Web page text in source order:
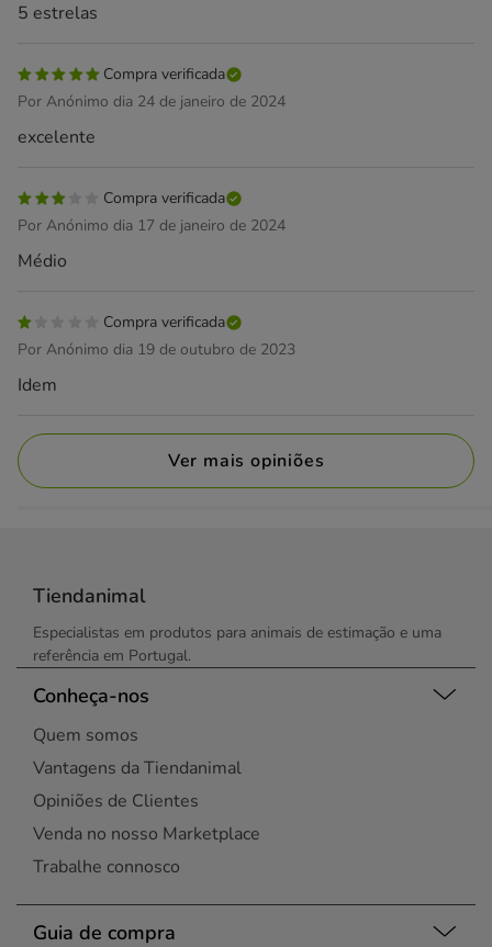
5 estrelas
Compra verificada
Por Anónimo dia 24 de janeiro de 2024
excelente
Compra verificada
Por Anónimo dia 17 de janeiro de 2024
Médio
Compra verificada
Por Anónimo dia 19 de outubro de 2023
Idem
Ver mais opiniões
Tiendanimal
Especialistas em produtos para animais de estimação e uma
referência em Portugal.
Conheça-nos
Quem somos
Vantagens da Tiendanimal
Opiniões de Clientes
Venda no nosso Marketplace
Trabalhe connosco
Guia de compra